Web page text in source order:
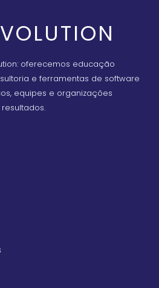
oferecemos educação
e ferramentas de software
equipes e organizações